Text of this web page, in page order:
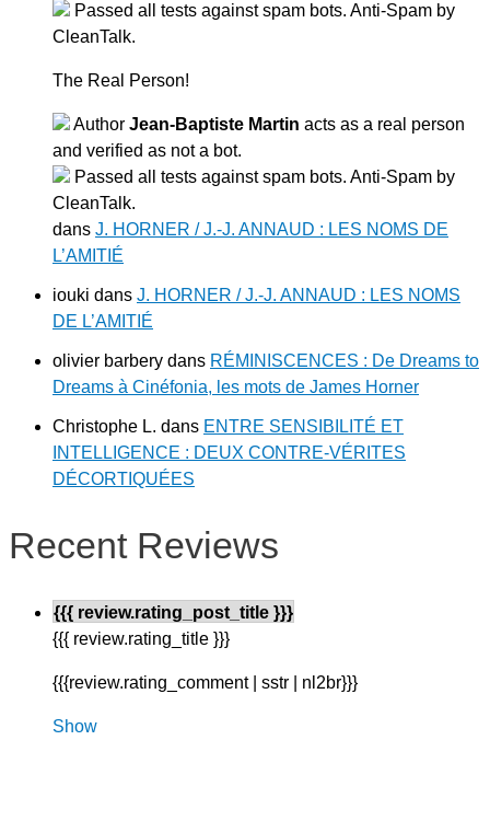
Passed all tests against spam bots. Anti-Spam by
CleanTalk.
The Real Person!
Author Jean-Baptiste Martin acts as a real person
and verified as not a bot.
Passed all tests against spam bots. Anti-Spam by
CleanTalk.
dans J. HORNER / J.-J. ANNAUD : LES NOMS DE
L’AMITIÉ
iouki dans J. HORNER / J.-J. ANNAUD : LES NOMS
DE L’AMITIÉ
olivier barbery dans RÉMINISCENCES : De Dreams to
Dreams à Cinéfonia, les mots de James Horner
Christophe L. dans ENTRE SENSIBILITÉ ET
INTELLIGENCE : DEUX CONTRE-VÉRITES
DÉCORTIQUÉES
Recent Reviews
{{{ review.rating_post_title }}}
{{{ review.rating_title }}}
{{{review.rating_comment | sstr | nl2br}}}
Show